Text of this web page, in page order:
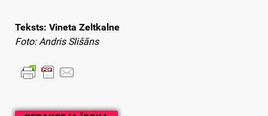
Teksts: Vineta Zeltkalne
Foto: Andris Slišāns